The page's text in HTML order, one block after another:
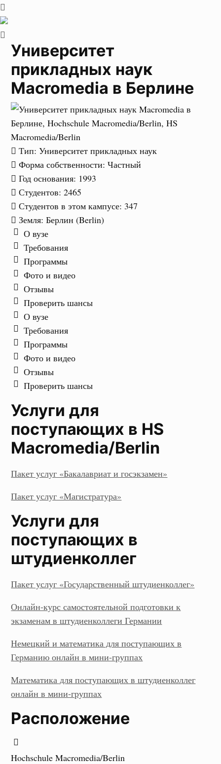
Университет
прикладных наук
Macromedia в Берлине
Тип: Университет прикладных наук
Форма собственности: Частный
Год основания: 1993
Студентов: 2465
Студентов в этом кампусе: 347
Земля: Берлин (Berlin)
О вузе
Требования
Программы
Фото и видео
Отзывы
Проверить шансы
О вузе
Требования
Программы
Фото и видео
Отзывы
Проверить шансы
Услуги для
поступающих в HS
Macromedia/Berlin
Пакет услуг «Бакалавриат и госэкзамен»
Пакет услуг «Магистратура»
Услуги для
поступающих в
штудиенколлег
Пакет услуг «Государственный штудиенколлег»
Онлайн-курс самостоятельной подготовки к
экзаменам в штудиенколлеги Германии
Немецкий и математика для поступающих в
Германию онлайн в мини-группах
Математика для поступающих в штудиенколлег
онлайн в мини-группах
Расположение
Hochschule Macromedia/Berlin